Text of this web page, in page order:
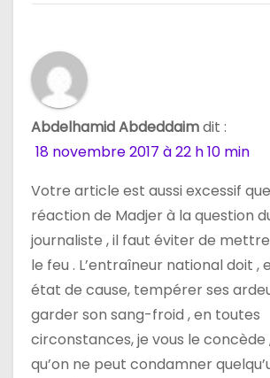
Abdelhamid Abdeddaimdit :
18 novembre 2017 à 22 h 10 min
Votre article est aussi excessif
réaction de Madjer à la question
journaliste , il faut éviter de mettre
le feu . L’entraîneur national doit ,
état de cause, tempérer ses
garder son sang-froid , en toutes
circonstances, je vous le concède
qu’on ne peut condamner